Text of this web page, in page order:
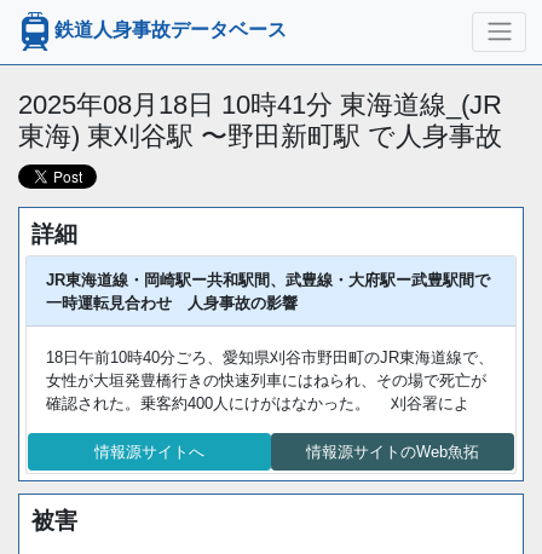
鉄道人身事故データベース
2025年08月18日 10時41分 東海道線_(JR
東海) 東刈谷駅 〜野田新町駅 で人身事故
詳細
JR東海道線・岡崎駅ー共和駅間、武豊線・大府駅ー武豊駅間で
一時運転見合わせ 人身事故の影響
18日午前10時40分ごろ、愛知県刈谷市野田町のJR東海道線で、
女性が大垣発豊橋行きの快速列車にはねられ、その場で死亡が
確認された。乗客約400人にけがはなかった。 刈谷署によ
情報源サイトへ 情報源サイトのWeb魚拓
被害